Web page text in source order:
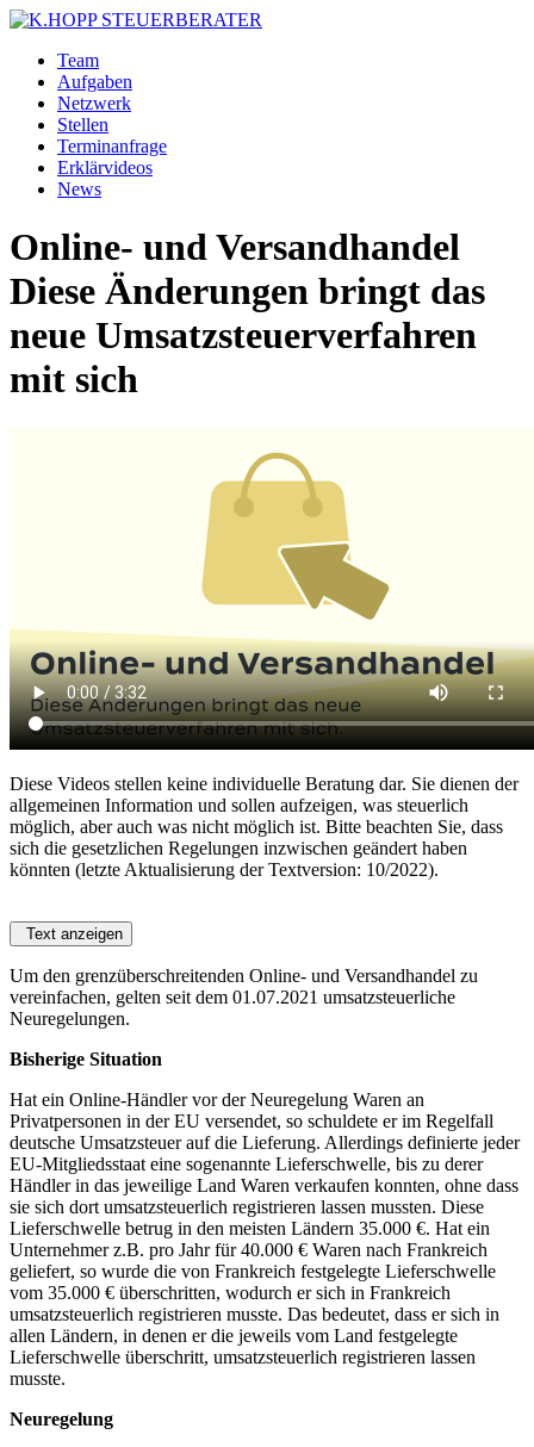
Team
Aufgaben
Netzwerk
Stellen
Terminanfrage
Erklärvideos
News
Online- und Versandhandel
Diese Änderungen bringt das
neue Umsatzsteuerverfahren
mit sich
Diese Videos stellen keine individuelle Beratung dar. Sie dienen der
allgemeinen Information und sollen aufzeigen, was steuerlich
möglich, aber auch was nicht möglich ist. Bitte beachten Sie, dass
sich die gesetzlichen Regelungen inzwischen geändert haben
könnten (letzte Aktualisierung der Textversion: 10/2022).
Text anzeigen
Um den grenzüberschreitenden Online- und Versandhandel zu
vereinfachen, gelten seit dem 01.07.2021 umsatzsteuerliche
Neuregelungen.
Bisherige Situation
Hat ein Online-Händler vor der Neuregelung Waren an
Privatpersonen in der EU versendet, so schuldete er im Regelfall
deutsche Umsatzsteuer auf die Lieferung. Allerdings definierte jeder
EU-Mitgliedsstaat eine sogenannte Lieferschwelle, bis zu derer
Händler in das jeweilige Land Waren verkaufen konnten, ohne dass
sie sich dort umsatzsteuerlich registrieren lassen mussten. Diese
Lieferschwelle betrug in den meisten Ländern 35.000 €. Hat ein
Unternehmer z.B. pro Jahr für 40.000 € Waren nach Frankreich
geliefert, so wurde die von Frankreich festgelegte Lieferschwelle
vom 35.000 € überschritten, wodurch er sich in Frankreich
umsatzsteuerlich registrieren musste. Das bedeutet, dass er sich in
allen Ländern, in denen er die jeweils vom Land festgelegte
Lieferschwelle überschritt, umsatzsteuerlich registrieren lassen
musste.
Neuregelung